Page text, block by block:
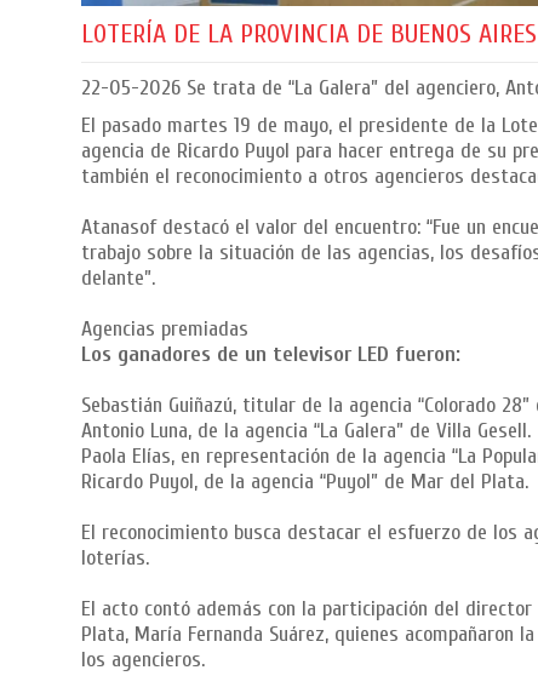
LOTERÍA DE LA PROVINCIA DE BUENOS
22-05-2026 Se trata de “La Galera” del agenciero,
El pasado martes 19 de mayo, el presidente de la
agencia de Ricardo Puyol para hacer entrega de su
también el reconocimiento a otros agencieros
Atanasof destacó el valor del encuentro: “Fue un
trabajo sobre la situación de las agencias, los
delante”.
Agencias premiadas
Los ganadores de un televisor LED fueron:
Sebastián Guiñazú, titular de la agencia “Colorado 28”
Antonio Luna, de la agencia “La Galera” de Villa Gesell.
Paola Elías, en representación de la agencia “La
Ricardo Puyol, de la agencia “Puyol” de Mar del Plata.
El reconocimiento busca destacar el esfuerzo de los
loterías.
El acto contó además con la participación del
Plata, María Fernanda Suárez, quienes
los agencieros.